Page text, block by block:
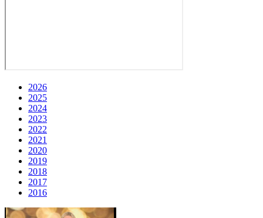
2026
2025
2024
2023
2022
2021
2020
2019
2018
2017
2016